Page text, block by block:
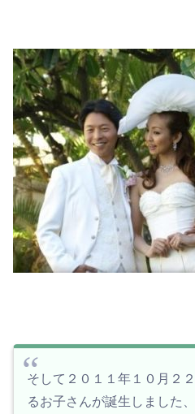
そして２０１１年１０月２
るお子さんが誕生しました